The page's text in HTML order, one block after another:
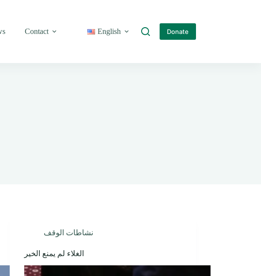
Contact English Donate
نشاطات الوقف
الغلاء لم يمنع الخير